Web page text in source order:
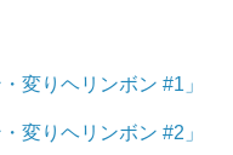
変りヘリンボン #1」
変りヘリンボン #2」